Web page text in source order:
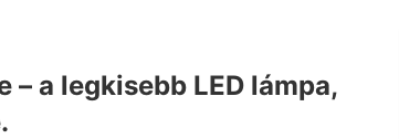
– a legkisebb LED lámpa,